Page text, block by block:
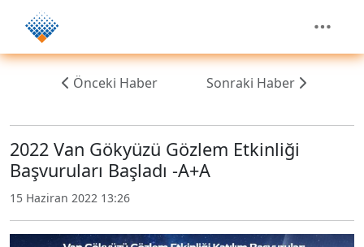
Önceki Haber Sonraki Haber
2022 Van Gökyüzü Gözlem Etkinliği
Başvuruları Başladı -A+A
15 Haziran 2022 13:26